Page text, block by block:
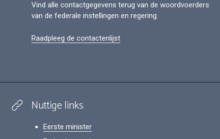
Vind alle contactgegevens terug van de woordvoerders
van de federale instellingen en regering.
Raadpleeg de contactenlijst
Nuttige links
Eerste minister